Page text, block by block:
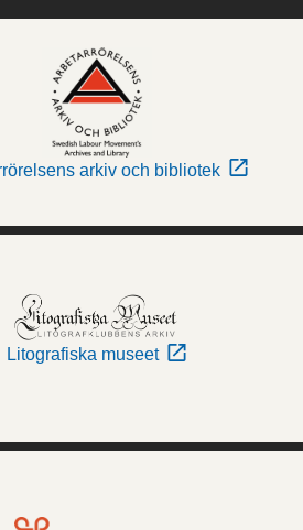
arkiv och bibliotek
Litografiska museet